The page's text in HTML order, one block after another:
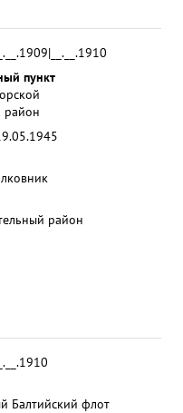
__.__.1909|__.__.1910
пункт
район
район
__.__.1910
Балтийский флот